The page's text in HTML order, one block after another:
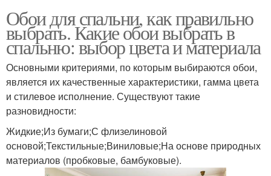
Обои для спальни, как правильно
выбрать. Какие обои выбрать в
спальню: выбор цвета и материала
Основными критериями, по которым выбираются обои,
является их качественные характеристики, гамма цвета
и стилевое исполнение. Существуют такие
разновидности:
Жидкие;Из бумаги;С флизелиновой
основой;Текстильные;Виниловые;На основе природных
материалов (пробковые, бамбуковые).